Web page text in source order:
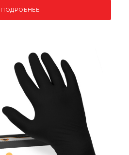
ПОДРОБНЕЕ